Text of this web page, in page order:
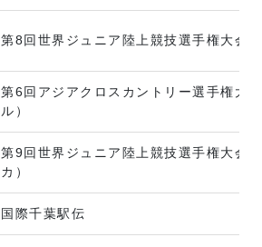
第8回世界ジュニア陸上競技選手権大会
第6回アジアクロスカントリー選手権大
ル）
第9回世界ジュニア陸上競技選手権大会
カ）
国際千葉駅伝